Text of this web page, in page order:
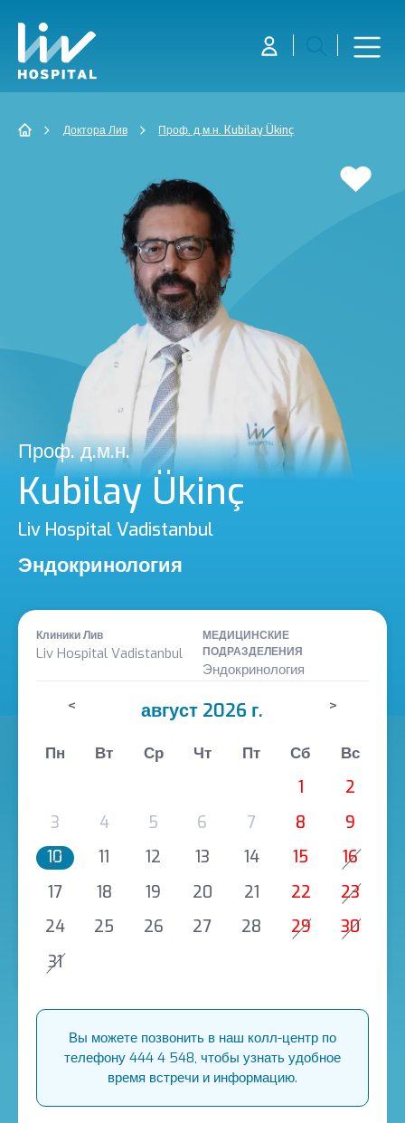
Доктора Лив Проф. д.м.н. Kubilay Ükinç
Проф. д.м.н.
Kubilay Ükinç
Liv Hospital Vadistanbul
Эндокринология
Клиники Лив
Liv Hospital Vadistanbul
МЕДИЦИНСКИЕ
ПОДРАЗДЕЛЕНИЯ
Эндокринология
< август 2026 г. >
Пн Вт Ср Чт Пт Сб
Вс
1
2
3
4 5 6 7 8
9
10
11 12 13 14 15
16
17
18 19 20 21 22
23
24
25 26 27 28 29
30
31
Вы можете позвонить в наш колл-центр по
телефону 444 4 548, чтобы узнать удобное
время встречи и информацию.